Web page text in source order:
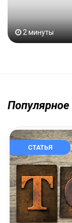
2 минуты
Популярное
СТАТЬЯ